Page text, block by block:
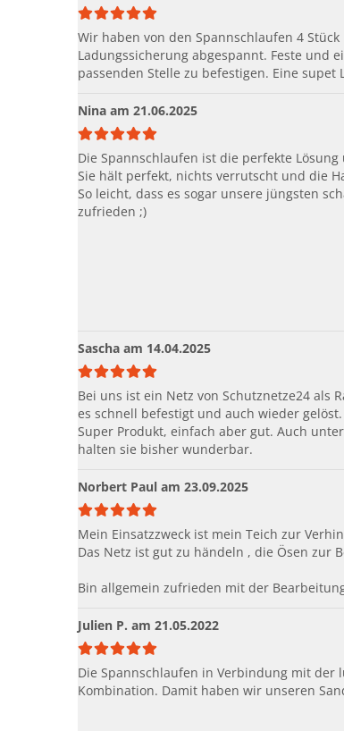
Wir haben von den Spannschlaufen 4
Ladungssicherung abgespannt. Feste und
passenden Stelle zu befestigen. Eine
Nina am 21.06.2025
Die Spannschlaufen ist die perfekte
Sie hält perfekt, nichts verrutscht und die
So leicht, dass es sogar unsere jüngsten
zufrieden ;)
Sascha am 14.04.2025
Bei uns ist ein Netz von Schutznetze24 als
es schnell befestigt und auch wieder gelöst.
Super Produkt, einfach aber gut. Auch
halten sie bisher wunderbar.
Norbert Paul am 23.09.2025
Mein Einsatzzweck ist mein Teich zur
Das Netz ist gut zu händeln , die Ösen zur
Bin allgemein zufrieden mit der
Julien P. am 21.05.2022
Die Spannschlaufen in Verbindung mit der
Kombination. Damit haben wir unseren